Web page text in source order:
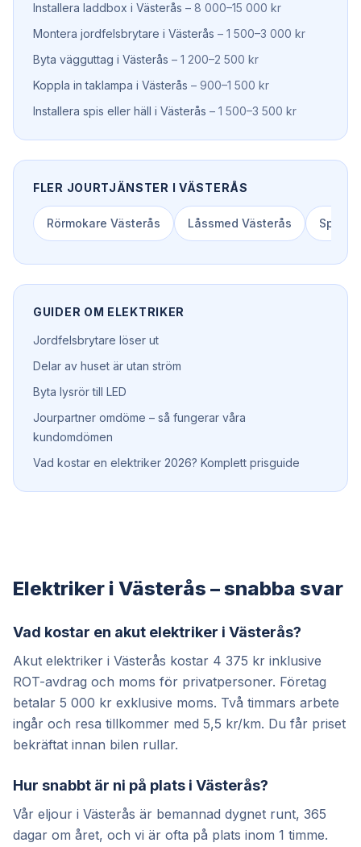
Installera laddbox i Västerås – 8 000–15 000 kr
Montera jordfelsbrytare i Västerås – 1 500–3 000 kr
Byta vägguttag i Västerås – 1 200–2 500 kr
Koppla in taklampa i Västerås – 900–1 500 kr
Installera spis eller häll i Västerås – 1 500–3 500 kr
FLER JOURTJÄNSTER I VÄSTERÅS
Rörmokare Västerås Låssmed Västerås Spolbil
GUIDER OM ELEKTRIKER
Jordfelsbrytare löser ut
Delar av huset är utan ström
Byta lysrör till LED
Jourpartner omdöme – så fungerar våra
kundomdömen
Vad kostar en elektriker 2026? Komplett prisguide
Elektriker i Västerås – snabba svar
Vad kostar en akut elektriker i Västerås?
Akut elektriker i Västerås kostar 4 375 kr inklusive
ROT-avdrag och moms för privatpersoner. Företag
betalar 5 000 kr exklusive moms. Två timmars arbete
ingår och resa tillkommer med 5,5 kr/km. Du får priset
bekräftat innan bilen rullar.
Hur snabbt är ni på plats i Västerås?
Vår eljour i Västerås är bemannad dygnet runt, 365
dagar om året, och vi är ofta på plats inom 1 timme.